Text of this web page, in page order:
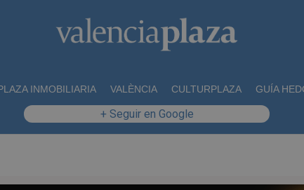
INMOBILIARIA VALÈNCIA CULTURPLAZA GUÍA
+ Seguir en Google